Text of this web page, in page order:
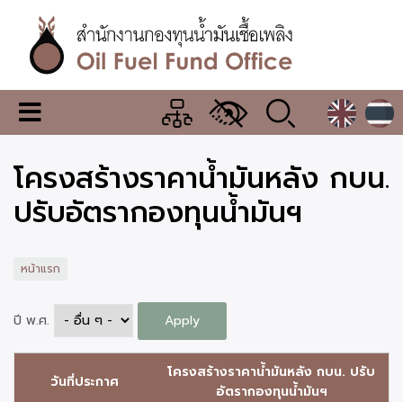
เนื้อหา
หลักสำนักงาน
กองทุน
น้ำมัน
เชื้อ
เมนู
เปลี่ยน
แสดง
ผล
โครงสร้างราคาน้ำมันหลัง กบน.
ปรับอัตรากองทุนน้ำมันฯ
หน้าแรก
ปี พ.ศ.
วันที่ประกาศ
โครงสร้างราคาน้ำมันหลัง กบน. ปรับ
อัตรากองทุนน้ำมันฯ